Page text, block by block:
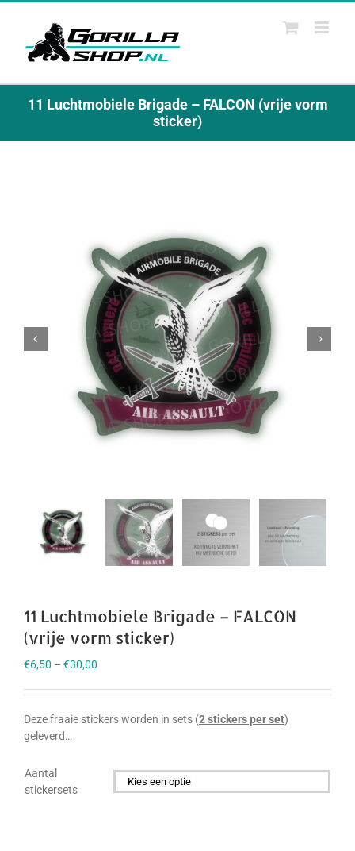
Ga
11 Luchtmobiele Brigade – FALCON (vrije vorm
sticker)
 
11 Luchtmobiele Brigade – FALCON
(vrije vorm sticker)
€6,50 – €30,00
Deze fraaie stickers worden in sets (2 stickers per set)
geleverd…
Aantal
stickersets